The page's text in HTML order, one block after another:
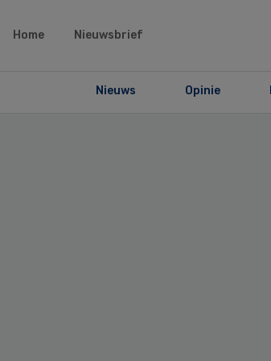
Home Nieuwsbrief
Nieuws Opinie